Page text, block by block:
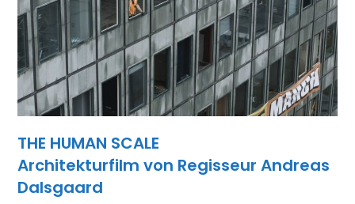
THE HUMAN SCALE
Architekturfilm von Regisseur Andreas
Dalsgaard